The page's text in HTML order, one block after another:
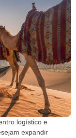
logístico e
expandir